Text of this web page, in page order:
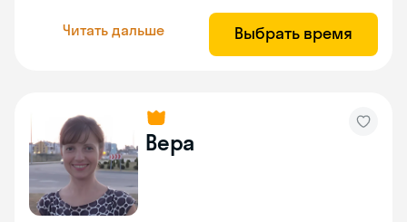
Читать дальше Выбрать время
Вера